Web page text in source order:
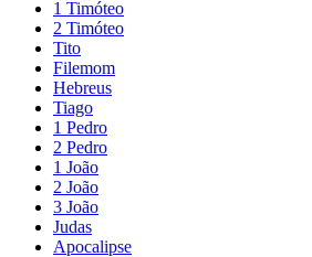
1 Timóteo
2 Timóteo
Tito
Filemom
Hebreus
Tiago
1 Pedro
2 Pedro
1 João
2 João
3 João
Judas
Apocalipse